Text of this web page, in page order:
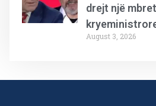
drejt një
August 3, 2026